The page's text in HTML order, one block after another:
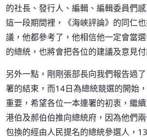
的社長、發行人、編輯、編輯委員們
這一段期間裡，《海峽評論》的同仁
議，他都參考了，他相信他一定會當
的總統，也將會把各位的建議及意見付
另外一點，剛剛張部長向我們報告過
署的結束，而14日為總統競選的開始
重要，希望各位一本連署的初衷，繼
港伯及郝伯伯推向總統府，因為他們
包換的經由人民提名的總統參選人，